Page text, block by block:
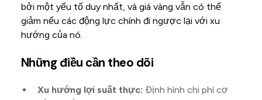
bởi một yếu tố duy nhất, và giá vàng vẫn có thể
giảm nếu các động lực chính đi ngược lại với xu
hướng của nó.
Những điều cần theo dõi
Xu hướng lợi suất thực: Định hình chi phí cơ